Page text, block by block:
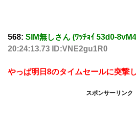
568: SIM無しさん (ﾜｯﾁｮｲ 53d0-
20:24:13.73 ID:VNE2gu1R0
やっぱ明日8のタイムセールに突撃
スポンサーリンク